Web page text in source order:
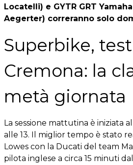
Locatelli) e GYTR GRT
Aegerter) correranno solo
Superbike, test
Cremona: la
metà giornata
La sessione mattutina è iniziata
alle 13. Il miglior tempo è stato
Lowes con la Ducati del team
pilota inglese a circa 15 minuti